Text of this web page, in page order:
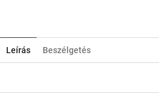
Leírás Beszélgetés